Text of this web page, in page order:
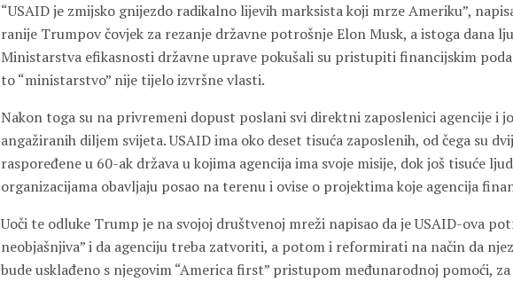
“USAID je zmijsko gnijezdo radikalno lijevih marksista koji mrze Ameriku”,
ranije Trumpov čovjek za rezanje državne potrošnjeElon Musk, a istoga dana
Ministarstva efikasnosti državne uprave pokušali su pristupiti financijskim
to “ministarstvo” nije tijelo izvršne vlasti.
Nakon toga su na privremeni dopust poslani svi direktni zaposlenici agencije i
angažiranih diljem svijeta. USAID ima oko deset tisuća zaposlenih, od čega su
raspoređene u 60-ak država u kojima agencija ima svoje misije, dok još tisuće
organizacijama obavljaju posao na terenu i ovise o projektima koje agencija
Uoči te odluke Trump je na svojoj društvenoj mreži napisao da je USAID-ova
neobjašnjiva” i da agenciju treba zatvoriti, a potom i reformirati na način da
bude usklađeno s njegovim “America first” pristupom međunarodnoj pomoći,